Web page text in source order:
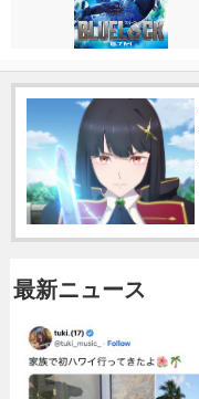
最新ニュース